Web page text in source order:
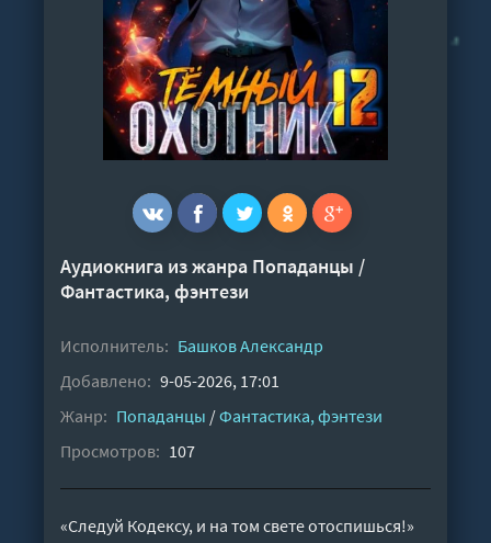
Аудиокнига из жанра Попаданцы /
Фантастика, фэнтези
Исполнитель: Башков Александр
Добавлено: 9-05-2026, 17:01
Жанр: Попаданцы /Фантастика, фэнтези
Просмотров: 107
«Следуй Кодексу, и на том свете отоспишься!»